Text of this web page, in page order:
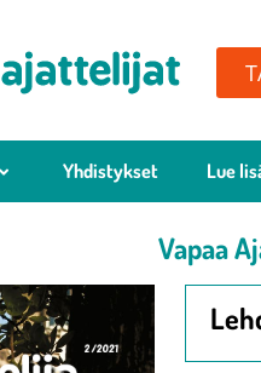
Yhdistykset Lue
Vapaa